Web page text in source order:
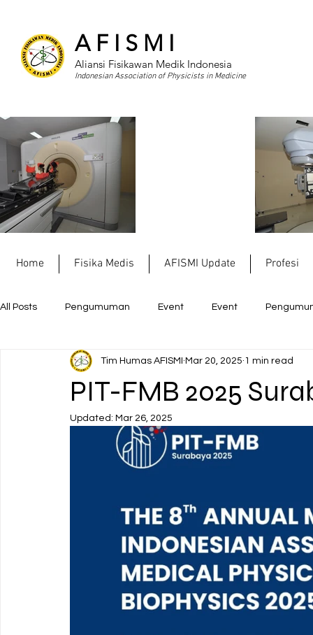
A F I S M I
Aliansi Fisikawan Medik Indonesia
Indonesian Association of Physicists in Medicine
Home Fisika Medis AFISMI Update Profesi
All Posts Pengumuman Event Event
PIT-FMB 2025
Tim Humas AFISMI Mar 20, 2025 1 min read
Updated: Mar 26, 2025